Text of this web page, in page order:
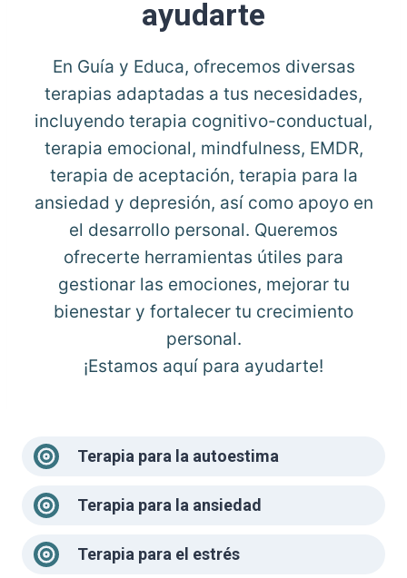
ayudarte
En Guía y Educa, ofrecemos diversas
terapias adaptadas a tus necesidades,
incluyendo terapia cognitivo-conductual,
terapia emocional, mindfulness, EMDR,
terapia de aceptación, terapia para la
ansiedad y depresión, así como apoyo en
el desarrollo personal. Queremos
ofrecerte herramientas útiles para
gestionar las emociones, mejorar tu
bienestar y fortalecer tu crecimiento
personal.
¡Estamos aquí para ayudarte!
Terapia para la autoestima
Terapia para la ansiedad
Terapia para el estrés